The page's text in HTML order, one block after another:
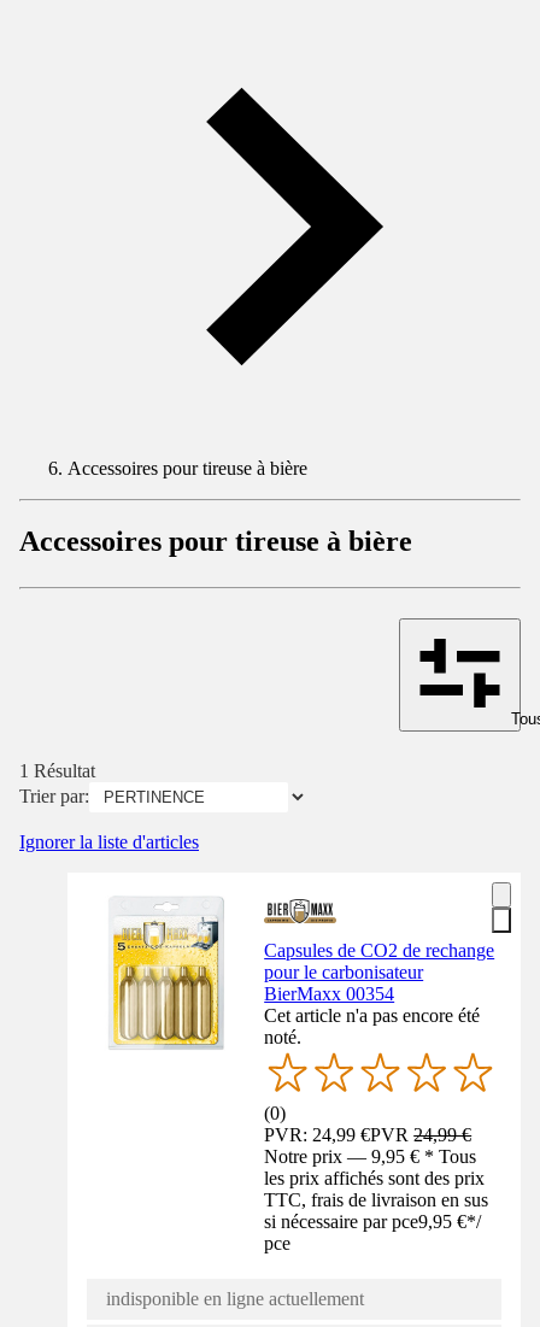
Accessoires pour tireuse à bière
Accessoires pour tireuse à bière
1 Résultat
Trier par:
Ignorer la liste d'articles
Capsules de CO2 de rechange
pour le carbonisateur
BierMaxx 00354
Cet article n'a pas encore été
noté.
(0)
PVR: 24,99 €PVR24,99 €
Notre prix — 9,95 € * Tous
les prix affichés sont des prix
TTC, frais de livraison en sus
si nécessaire par pce9,95 €*/
pce
indisponible en ligne actuellement